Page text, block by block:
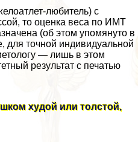
любитель) с
то оценка веса по ИМТ
(об этом упомянуто в
для точной индивидуальной
— лишь в этом
результат с печатью
худой или толстой,